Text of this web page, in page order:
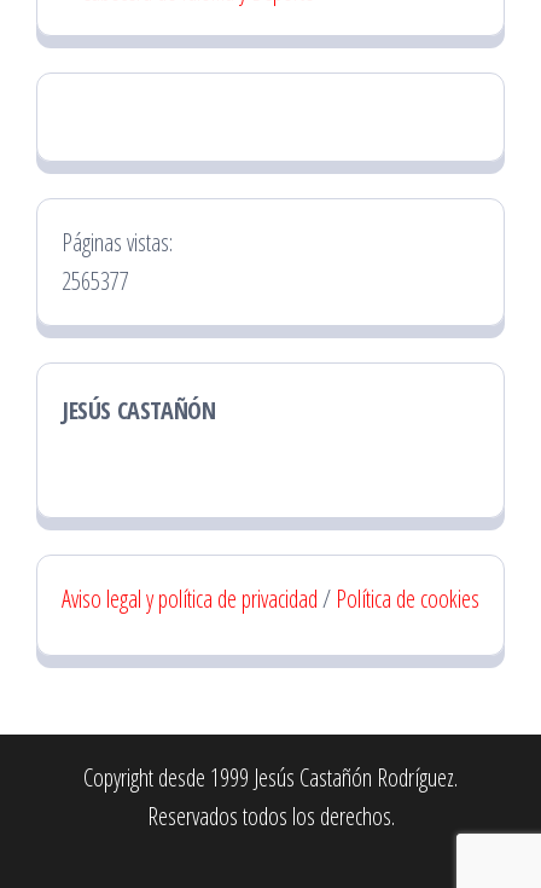
Páginas vistas:
2565377
JESÚS CASTAÑÓN
Aviso legal y política de privacidad/ Política de cookies
Copyright desde 1999 Jesús Castañón Rodríguez.
Reservados todos los derechos.